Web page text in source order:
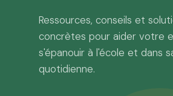
Ressources, conseils et
concrètes pour aider votre
s'épanouir à l'école et dans
quotidienne.